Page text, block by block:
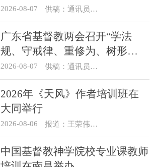
2026-08-07 供稿：通讯员 靳新元
广东省基督教两会召开“学法
规、守戒律、重修为、树形
象”教育活动总结会议
2026-08-07 供稿：通讯员 汪浩
2026年《天风》作者培训班在
大同举行
2026-08-06 报道：王荣伟 摄影：冯谦
中国基督教神学院校专业课教师